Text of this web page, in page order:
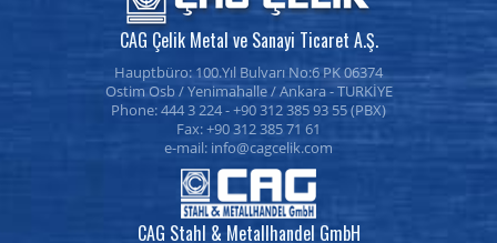
CAG Çelik Metal ve Sanayi Ticaret A.Ş.
Hauptbüro: 100.Yıl Bulvarı No:6 PK 06374
Ostim Osb / Yenimahalle / Ankara - TURKİYE
Phone: 444 3 224 - +90 312 385 93 55 (PBX)
Fax: +90 312 385 71 61
e-mail:
CAG Stahl & Metallhandel GmbH